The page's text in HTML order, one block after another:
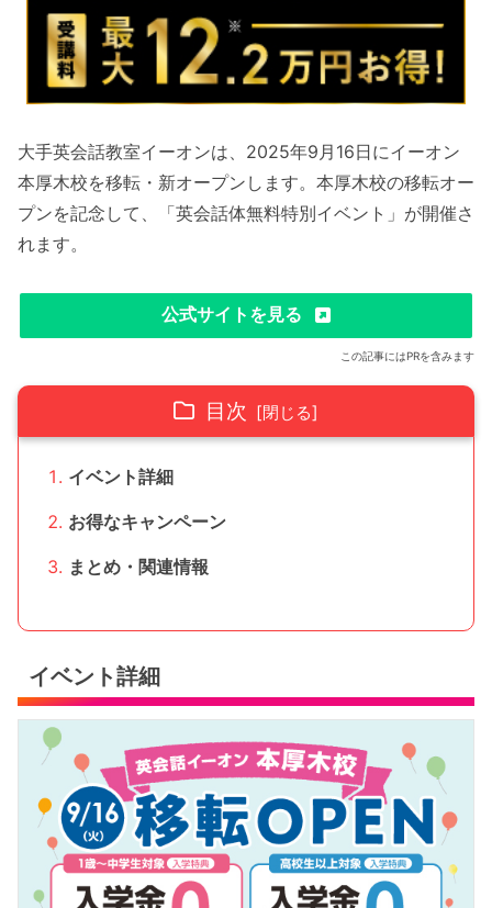
大手英会話教室イーオンは、2025年9月16日にイーオン
本厚木校を移転・新オープンします。本厚木校の移転オー
プンを記念して、「英会話体無料特別イベント」が開催さ
れます。
公式サイトを見る
この記事にはPRを含みます
目次
イベント詳細
お得なキャンペーン
まとめ・関連情報
イベント詳細